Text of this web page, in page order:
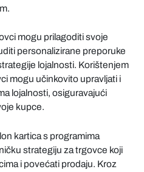
mogu prilagoditi svoje
personalizirane preporuke
lojalnosti. Korištenjem
mogu učinkovito upravljati i
lojalnosti, osiguravajući
kupce.
kartica s programima
strategiju za trgovce koji
i povećati prodaju. Kroz